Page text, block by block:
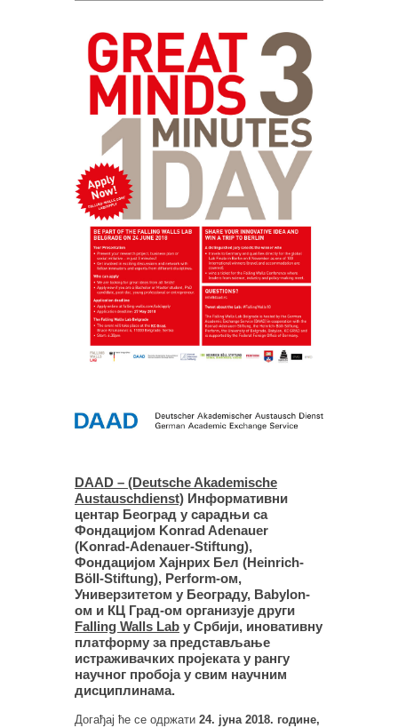
DAAD – (Deutsche Akademische
Austauschdienst) Информативни
центар Београд у сарадњи са
Фондацијом Konrad Adenauer
(Konrad-Adenauer-Stiftung),
Фондацијом Хајнрих Бел (Heinrich-
Böll-Stiftung), Perform-ом,
Универзитетом у Београду, Babylon-
ом и КЦ Град-ом организује други
Falling Walls Lab у Србији, иновативну
платформу за представљање
истраживачких пројеката у рангу
научног пробоја у свим научним
дисциплинама.
Догађај ће се одржати 24. јуна 2018. године,